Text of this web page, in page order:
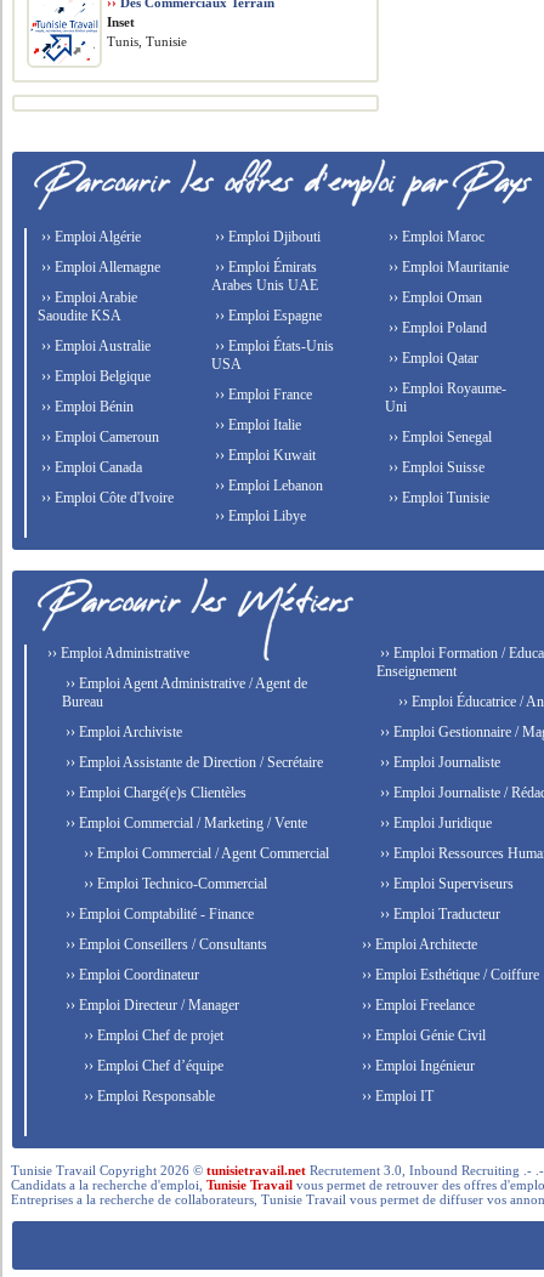
Inset
Tunis, Tunisie
›› Emploi Algérie
›› Emploi Allemagne
›› Emploi Arabie
Saoudite KSA
›› Emploi Australie
›› Emploi Belgique
›› Emploi Bénin
›› Emploi Cameroun
›› Emploi Canada
›› Emploi Côte d'Ivoire
›› Emploi Djibouti
›› Emploi Émirats
Arabes Unis UAE
›› Emploi Espagne
›› Emploi États-Unis
USA
›› Emploi France
›› Emploi Italie
›› Emploi Kuwait
›› Emploi Lebanon
›› Emploi Libye
›› Emploi Maroc
›› Emploi Mauritanie
›› Emploi Oman
›› Emploi Poland
›› Emploi Qatar
›› Emploi Royaume-
Uni
›› Emploi Senegal
›› Emploi Suisse
›› Emploi Tunisie
›› Emploi Administrative
›› Emploi Agent Administrative / Agent de
Bureau
›› Emploi Archiviste
›› Emploi Assistante de Direction / Secrétaire
›› Emploi Chargé(e)s Clientèles
›› Emploi Commercial / Marketing / Vente
›› Emploi Commercial / Agent Commercial
›› Emploi Technico-Commercial
›› Emploi Comptabilité - Finance
›› Emploi Conseillers / Consultants
›› Emploi Coordinateur
›› Emploi Directeur / Manager
›› Emploi Chef de projet
›› Emploi Chef d’équipe
›› Emploi Responsable
›› Emploi Formation /
Enseignement
›› Emploi Éducatrice /
›› Emploi Gestionnaire /
›› Emploi Journaliste
›› Emploi Journaliste /
›› Emploi Juridique
›› Emploi Ressources
›› Emploi Superviseurs
›› Emploi Traducteur
›› Emploi Architecte
›› Emploi Esthétique / Coiffure
›› Emploi Freelance
›› Emploi Génie Civil
›› Emploi Ingénieur
›› Emploi IT
Tunisie Travail Copyright 2026 ©tunisietravail.net Recrutement 3.0, Inbound Recruiting .-
Candidats a la recherche d'emploi,Tunisie Travail vous permet de retrouver des offres
Entreprises a la recherche de collaborateurs, Tunisie Travail vous permet de diffuser vos